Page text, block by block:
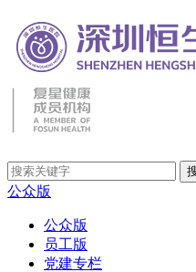
公众版
公众版
员工版
党建专栏